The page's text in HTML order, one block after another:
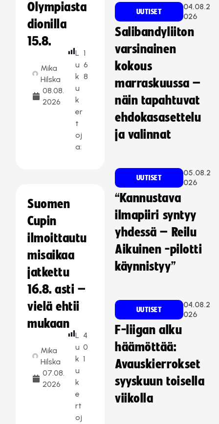
Olympiasta
dionilla
15.8.
Mika
Hilska
08.08.
2026
L
u
k
u
k
er
t
oj
a:
1
6
8
Suomen
Cupin
ilmoittautu
misaikaa
jatkettu
16.8. asti –
vielä ehtii
mukaan
Mika
Hilska
07.08.
2026
L
u
k
u
k
e
rt
oj
4
0
1
UUTISET
04.08.2
026
Salibandyliiton
varsinainen
kokous
marraskuussa –
näin tapahtuvat
ehdokasasettelu
ja valinnat
UUTISET
05.08.2
026
“Kannustava
ilmapiiri syntyy
yhdessä – Reilu
Aikuinen -pilotti
käynnistyy”
UUTISET
04.08.2
026
F-liigan alku
häämöttää:
Avauskierrokset
syyskuun toisella
viikolla